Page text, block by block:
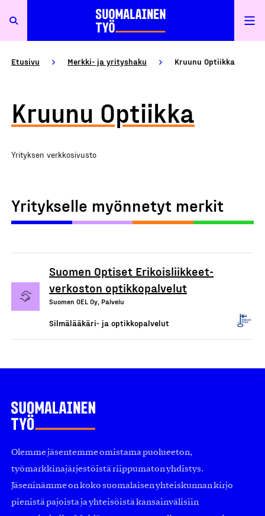
Etusivu Merkki- ja yrityshaku Kruunu Optiikka
Kruunu Optiikka
Yrityksen verkkosivusto
Yritykselle myönnetyt merkit
Suomen Optiset Erikoisliikkeet-
verkoston optikkopalvelut
Suomen OEL Oy, Palvelu
Silmälääkäri- ja optikkopalvelut
Olemme jäsentemme omistama puolueeton,
työmarkkinajärjestöistä riippumaton yhdistys.
Jäseninämme on koko suomalaisen yhteiskunnan kirjo
pienistä pajoista ja yhteisöistä kansainvälisiin